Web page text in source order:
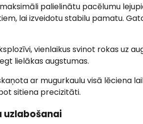
palielinātu pacēlumu
lai izveidotu stabilu pamatu.
vienlaikus svinot rokas uz
lielākas augstumas.
ar mugurkaulu visā lēciena
sitiena precizitāti.
uzlabošanai